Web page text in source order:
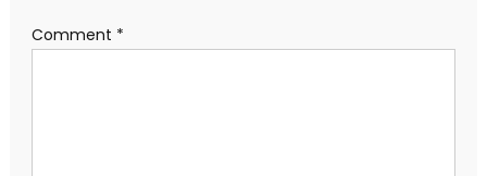
Comment *